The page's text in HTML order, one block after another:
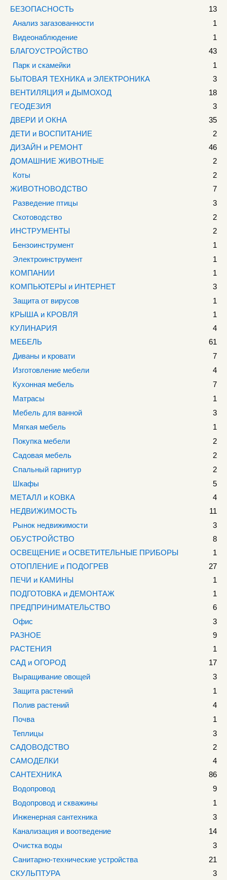
БЕЗОПАСНОСТЬ
13
Анализ загазованности
1
Видеонаблюдение
1
БЛАГОУСТРОЙСТВО
43
Парк и скамейки
1
БЫТОВАЯ ТЕХНИКА и ЭЛЕКТРОНИКА
3
ВЕНТИЛЯЦИЯ и ДЫМОХОД
18
ГЕОДЕЗИЯ
3
ДВЕРИ И ОКНА
35
ДЕТИ и ВОСПИТАНИЕ
2
ДИЗАЙН и РЕМОНТ
46
ДОМАШНИЕ ЖИВОТНЫЕ
2
Коты
2
ЖИВОТНОВОДСТВО
7
Разведение птицы
3
Скотоводство
2
ИНСТРУМЕНТЫ
2
Бензоинструмент
1
Электроинструмент
1
КОМПАНИИ
1
КОМПЬЮТЕРЫ и ИНТЕРНЕТ
3
Защита от вирусов
1
КРЫША и КРОВЛЯ
1
КУЛИНАРИЯ
4
МЕБЕЛЬ
61
Диваны и кровати
7
Изготовление мебели
4
Кухонная мебель
7
Матрасы
1
Мебель для ванной
3
Мягкая мебель
1
Покупка мебели
2
Садовая мебель
2
Спальный гарнитур
2
Шкафы
5
МЕТАЛЛ и КОВКА
4
НЕДВИЖИМОСТЬ
11
Рынок недвижимости
3
ОБУСТРОЙСТВО
8
ОСВЕЩЕНИЕ и ОСВЕТИТЕЛЬНЫЕ ПРИБОРЫ
1
ОТОПЛЕНИЕ и ПОДОГРЕВ
27
ПЕЧИ и КАМИНЫ
1
ПОДГОТОВКА и ДЕМОНТАЖ
1
ПРЕДПРИНИМАТЕЛЬСТВО
6
Офис
3
РАЗНОЕ
9
РАСТЕНИЯ
1
САД и ОГОРОД
17
Выращивание овощей
3
Защита растений
1
Полив растений
4
Почва
1
Теплицы
3
САДОВОДСТВО
2
САМОДЕЛКИ
4
САНТЕХНИКА
86
Водопровод
9
Водопровод и скважины
1
Инженерная сантехника
3
Канализация и воотведение
14
Очистка воды
3
Санитарно-технические устройства
21
СКУЛЬПТУРА
3